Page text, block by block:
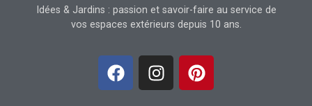
Idées & Jardins : passion et savoir-faire au service de
vos espaces extérieurs depuis 10 ans.